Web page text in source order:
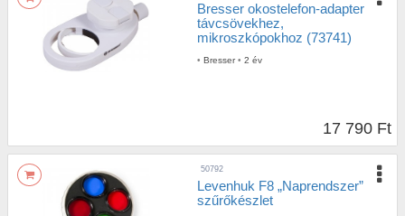
Bresser okostelefon-adapter
távcsövekhez,
mikroszkópokhoz (73741)
• Bresser • 2 év
17 790 Ft
50792
Levenhuk F8 „Naprendszer”
szűrőkészlet